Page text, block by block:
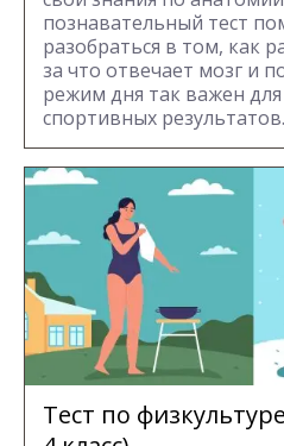
познавательный тест
разобраться в том, как
за что отвечает мозг и
режим дня так важен
спортивных результатов.
Тест по